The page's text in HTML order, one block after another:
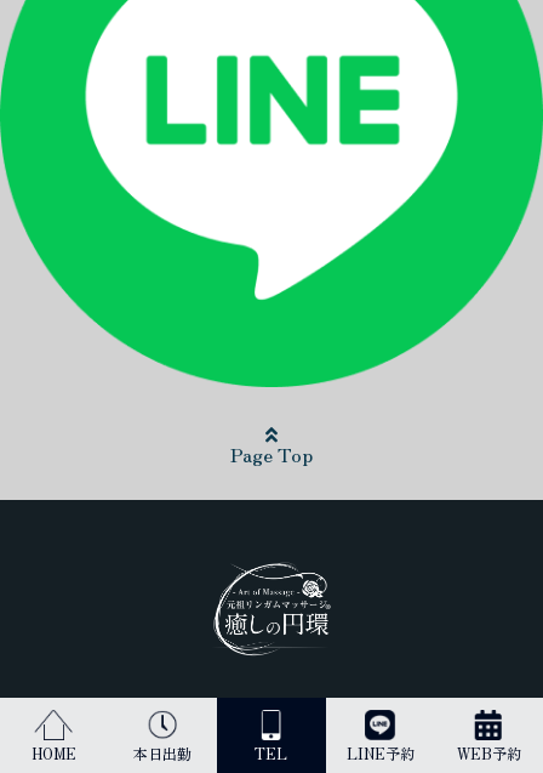
HOME 本日出勤 TEL LINE予約 WEB予約
Page Top
日本最高峰のリンガムマッサージ（男性器への丁寧なマッサージ）を
受けられるのは当店だけです。
古来より、王のみに与えられてきた施術を貴方にご提供します。